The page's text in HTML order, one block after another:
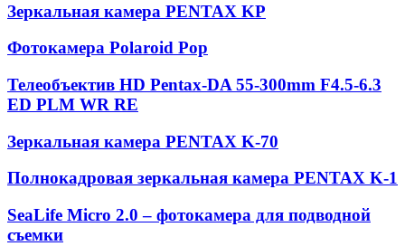
Зеркальная камера PENTAX KP
Фотокамера Polaroid Pop
Телеобъектив HD Pentax-DA 55-300mm F4.5-6.3
ED PLM WR RE
Зеркальная камера PENTAX K-70
Полнокадровая зеркальная камера PENTAX K-1
SeaLife Micro 2.0 – фотокамера для подводной
съемки